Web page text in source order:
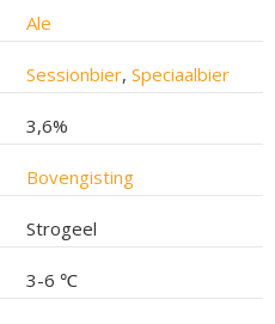
Ale
Sessionbier, Speciaalbier
3,6%
Bovengisting
Strogeel
3-6 ℃